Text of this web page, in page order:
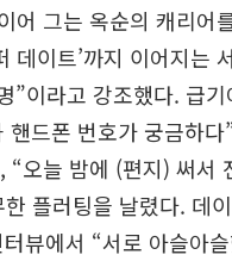
어 그는 옥순의 캐리어
데이트’까지 이어지는
”이라고 강조했다. 급
핸드폰 번호가 궁금하다
“오늘 밤에 (편지) 써서
플러팅을 날렸다. 데
뷰에서 “서로 아슬아